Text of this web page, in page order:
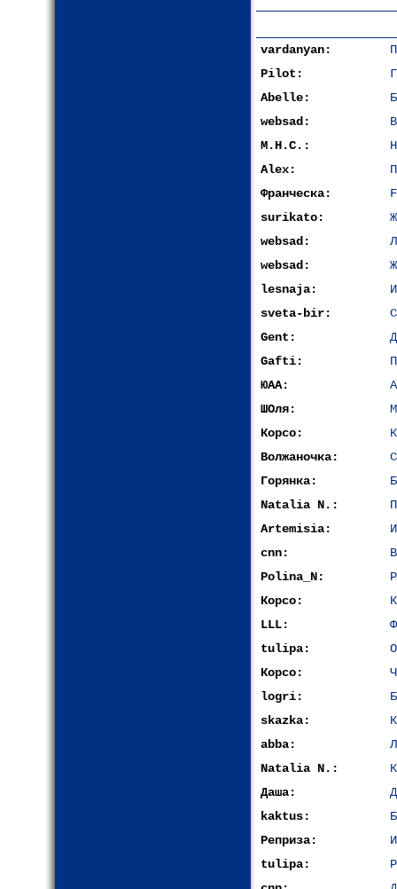
vardanyan:
Pilot:
Abelle:
websad:
М.Н.С.:
Alex:
Франческа:
surikato:
websad:
websad:
lesnaja:
sveta-bir:
Gent:
Gafti:
ЮАА:
ШОля:
Корсо:
Волжаночка:
Горянка:
Natalia N.:
Artemisia:
cnn:
Polina_N:
Корсо:
LLL:
tulipa:
Корсо:
logri:
skazka:
abba:
Natalia N.:
Даша:
kaktus:
Реприза:
tulipa: